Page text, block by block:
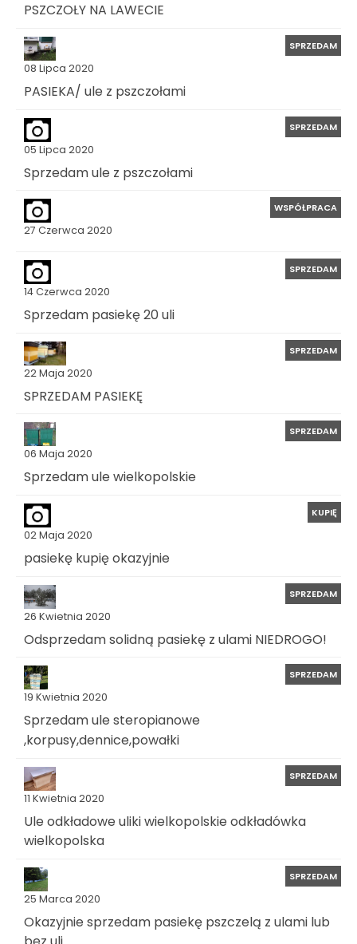
PSZCZOŁY NA LAWECIE
08 Lipca 2020
SPRZEDAM
PASIEKA/ ule z pszczołami
05 Lipca 2020
SPRZEDAM
Sprzedam ule z pszczołami
27 Czerwca 2020
WSPÓŁPRACA
14 Czerwca 2020
SPRZEDAM
Sprzedam pasiekę 20 uli
22 Maja 2020
SPRZEDAM
SPRZEDAM PASIEKĘ
06 Maja 2020
SPRZEDAM
Sprzedam ule wielkopolskie
02 Maja 2020
KUPIĘ
pasiekę kupię okazyjnie
26 Kwietnia 2020
SPRZEDAM
Odsprzedam solidną pasiekę z ulami NIEDROGO!
19 Kwietnia 2020
SPRZEDAM
Sprzedam ule steropianowe
,korpusy,dennice,powałki
11 Kwietnia 2020
SPRZEDAM
Ule odkładowe uliki wielkopolskie odkładówka
wielkopolska
25 Marca 2020
SPRZEDAM
Okazyjnie sprzedam pasiekę pszczelą z ulami lub